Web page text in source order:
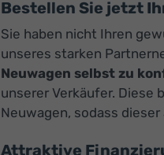
Bestellen Sie jetzt
Sie haben nicht Ihren
unseres starken
Neuwagen selbst zu
unserer Verkäufer. Diese
Neuwagen, sodass
Attraktive